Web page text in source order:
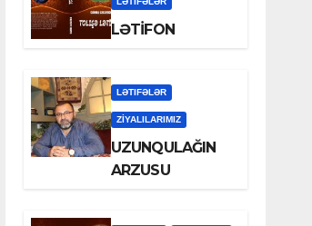
LƏTİFON
LƏTIFƏLƏR
ZİYALILARIMIZ
UZUNQULAĞIN
ARZUSU